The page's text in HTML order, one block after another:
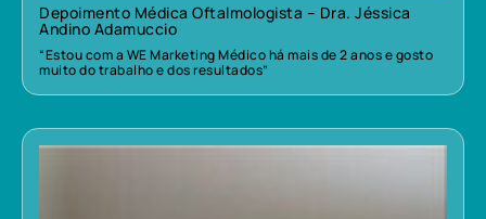
Depoimento Médica Oftalmologista – Dra. Jéssica
Andino Adamuccio
“Estou com a WE Marketing Médico há mais de 2 anos e gosto
muito do trabalho e dos resultados”